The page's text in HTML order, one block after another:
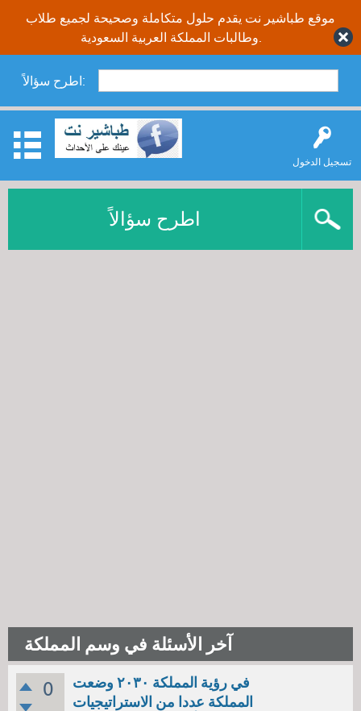
موقع طباشير نت يقدم حلول متكاملة وصحيحة لجميع طلاب
اطرح سؤالاً:
تسجيل الدخول
اطرح سؤالاً
آخر الأسئلة في وسم المملكة
0
في رؤية المملكة ٢٠٣٠ وضعت
المملكة عددا من الاستراتيجيات